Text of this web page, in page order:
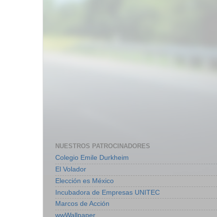
NUESTROS PATROCINADORES
Colegio Emile Durkheim
El Volador
Elección es México
Incubadora de Empresas UNITEC
Marcos de Acción
wwWallpaper